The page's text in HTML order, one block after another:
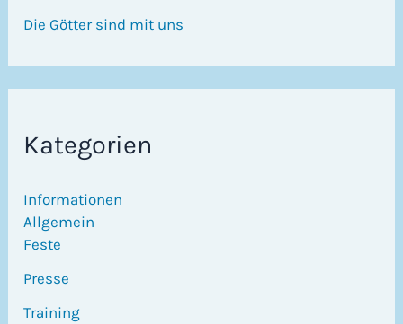
Die Götter sind mit uns
Kategorien
Informationen
Allgemein
Feste
Presse
Training